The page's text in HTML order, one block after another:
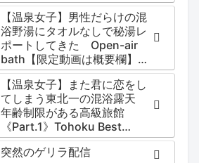
【温泉女子】男性だらけの混
浴野湯にタオルなしで秘湯レ
ポートしてきた Open-air
bath【限定動画は概要欄】尻
焼温泉郷 川の湯
【温泉女子】また君に恋をし
てしまう東北一の混浴露天
年齢制限がある高級旅館
《Part.1》Tohoku Best
Secret hotspring #japan
#koteno
突然のゲリラ配信